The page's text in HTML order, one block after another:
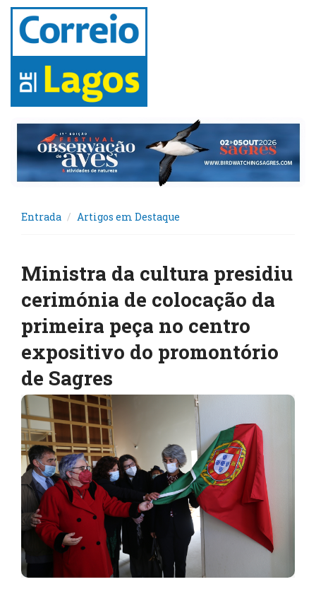
Entrada Artigos em Destaque
Ministra da cultura presidiu
cerimónia de colocação da
primeira peça no centro
expositivo do promontório
de Sagres